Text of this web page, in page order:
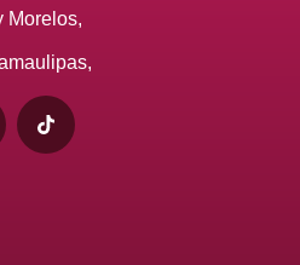
Morelos,